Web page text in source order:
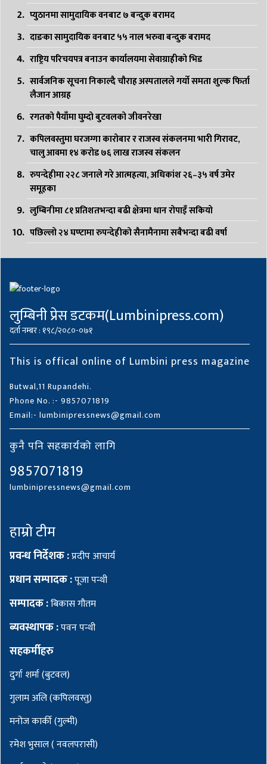
प्युठानमा सामुदायिक वनबाट ७ बन्दुक बरामद
दाङका सामुदायिक वनबाट ५५ नाल भरुवा बन्दुक बरामद
राष्ट्रिय परिचयपत्र बनाउन कार्यालयमा सेवाग्राहीको भिड
सार्वजनिक सूचना निकाल्दै चौराह अस्पतालले गर्यो समता शुल्क फिर्ता
लैजान आग्रह
रगतको पैयाँमा घुम्दो बुटवलको जीवनरेखा
कपिलवस्तुमा घरजग्गा कारोबार र राजस्व संकलनमा भारी गिरावट,
चालु आवमा १४ करोड ७६ लाख राजस्व संकलन
रुपन्देहीमा २२८ जनाले गरे आत्महत्या, अधिकांश २६–३५ वर्ष उमेर
समूहका
लुम्बिनीमा ८१ प्रतिशतभन्दा बढी क्षेत्रमा धान रोपाइँ सकियो
पछिल्लो २४ घण्टामा रुपन्देहीको सैनामैनामा सबैभन्दा बढी वर्षा
लुम्बिनी प्रेस डटकम(Lumbinipress.com)
दर्ता नम्बर : १९८/२०८०-०७१
This is offical online of Lumbini press magazine
Butwal,11 Rupandehi.
Phone No. :- 9857071819
Email:- lumbinipressnews@gmail.com
कुनै पनि सहकार्यको लागि
9857071819
lumbinipressnews@gmail.com
हाम्रो टीम
प्रवन्ध निर्देशक :प्रदीप आचार्य
प्रधान सम्पादक :पूजा पन्थी
सम्पादक :बिकास गौतम
ब्यवस्थापक :पवन पन्थी
सहकर्मीहरु
दुर्गा शर्मा (बुटवल)
गुलाम अलि (कपिलवस्तु)
मनोज कार्की (गुल्मी)
रमेश भुसाल ( नवलपरासी)